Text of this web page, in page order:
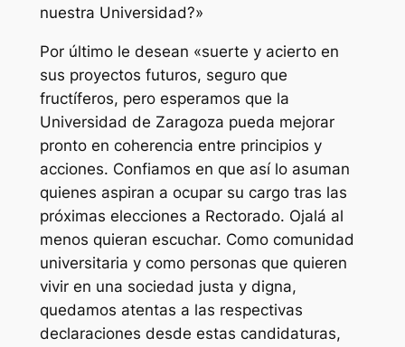
nuestra Universidad?»
Por último le desean «suerte y acierto en
sus proyectos futuros, seguro que
fructíferos, pero esperamos que la
Universidad de Zaragoza pueda mejorar
pronto en coherencia entre principios y
acciones. Confiamos en que así lo asuman
quienes aspiran a ocupar su cargo tras las
próximas elecciones a Rectorado. Ojalá al
menos quieran escuchar. Como comunidad
universitaria y como personas que quieren
vivir en una sociedad justa y digna,
quedamos atentas a las respectivas
declaraciones desde estas candidaturas,